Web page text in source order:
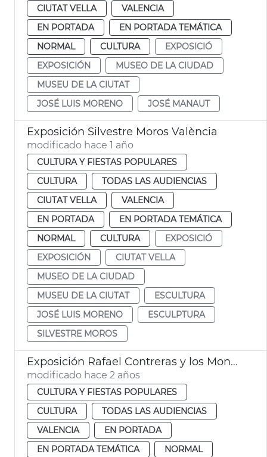
CIUTAT VELLA
VALENCIA
EN PORTADA
EN PORTADA TEMÁTICA
NORMAL
CULTURA
EXPOSICIÓ
EXPOSICIÓN
MUSEO DE LA CIUDAD
MUSEU DE LA CIUTAT
JOSÉ LUIS MORENO
JOSÉ MANAUT
Exposición Silvestre Moros València
modificado hace 1 año
CULTURA Y FIESTAS POPULARES
CULTURA
TODAS LAS AUDIENCIAS
CIUTAT VELLA
VALENCIA
EN PORTADA
EN PORTADA TEMÁTICA
NORMAL
CULTURA
EXPOSICIÓ
EXPOSICIÓN
CIUTAT VELLA
MUSEO DE LA CIUDAD
MUSEU DE LA CIUTAT
ESCULTURA
JOSÉ LUIS MORENO
ESCULPTURA
SILVESTRE MOROS
Exposición Rafael Contreras y los Mongrell
modificado hace 2 años
CULTURA Y FIESTAS POPULARES
CULTURA
TODAS LAS AUDIENCIAS
VALENCIA
EN PORTADA
EN PORTADA TEMÁTICA
NORMAL